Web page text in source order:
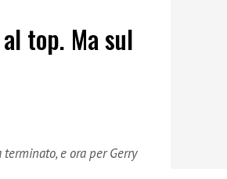
top. Ma sul
e ora per Gerry